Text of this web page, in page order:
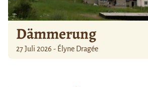
Dämmerung
27 Juli 2026 - Élyne Dragée